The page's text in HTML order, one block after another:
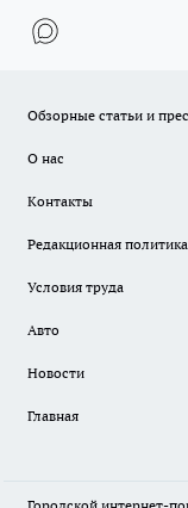
Обзорные статьи и
О нас
Контакты
Редакционная политика
Условия труда
Авто
Новости
Главная